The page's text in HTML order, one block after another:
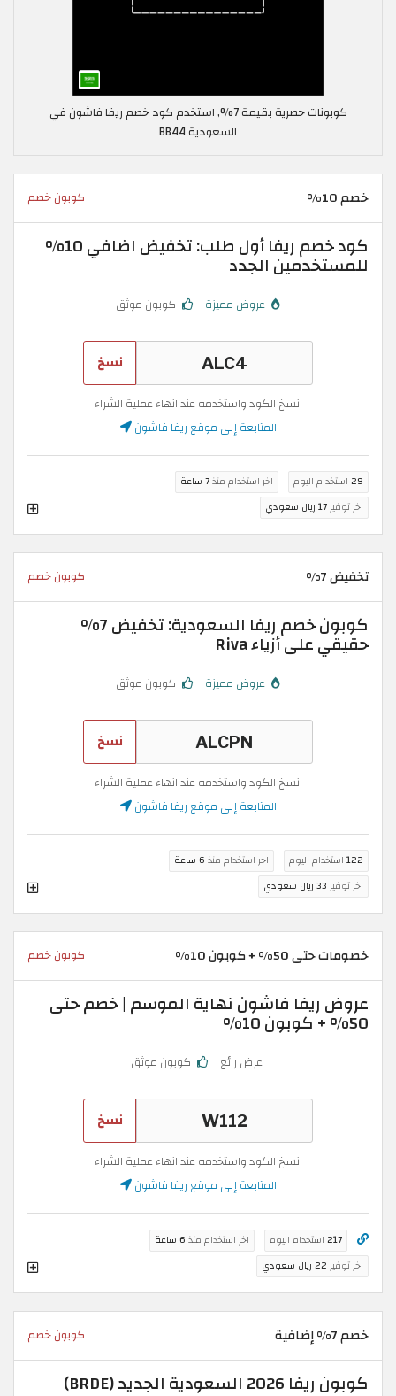
كوبونات حصرية بقيمة 7%, استخدم كود خصم ريفا فاشون في
السعودية BB44
خصم 10% كوبون خصم
كود خصم ريفا أول طلب: تخفيض اضافي 10%
للمستخدمين الجدد
عروض مميزة كوبون موثق
نسخ
انسخ الكود واستخدمه عند انهاء عملية الشراء
المتابعة إلى موقع ريفا فاشون
29 استخدام اليوم اخر استخدام منذ7 ساعة
اخر توفير17 ريال سعودي
تخفيض 7% كوبون خصم
كوبون خصم ريفا السعودية: تخفيض 7%
حقيقي على أزياء Riva
عروض مميزة كوبون موثق
نسخ
انسخ الكود واستخدمه عند انهاء عملية الشراء
المتابعة إلى موقع ريفا فاشون
122 استخدام اليوم اخر استخدام منذ 6 ساعة
اخر توفير 33 ريال سعودي
خصومات حتى 50% + كوبون 10% كوبون خصم
عروض ريفا فاشون نهاية الموسم | خصم حتى
50% + كوبون 10%
عرض رائع كوبون موثق
نسخ
انسخ الكود واستخدمه عند انهاء عملية الشراء
المتابعة إلى موقع ريفا فاشون
217 استخدام اليوم اخر استخدام منذ 6 ساعة
اخر توفير 22 ريال سعودي
خصم 7% إضافية كوبون خصم
كوبون ريفا 2026 السعودية الجديد (BRDE)